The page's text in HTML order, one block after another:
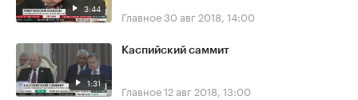
3:44 Главное30 авг 2018, 14:00
1:31
Каспийский саммит
Главное12 авг 2018, 13:00